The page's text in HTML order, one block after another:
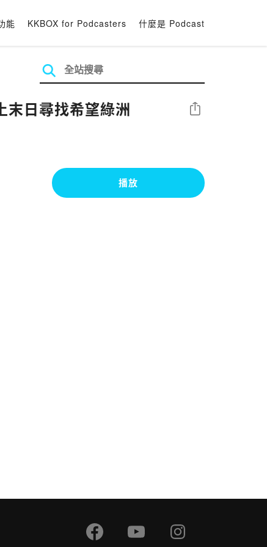
能 KKBOX for Podcasters 什麼是 Podcast
末日尋找希望綠洲 分享
播放